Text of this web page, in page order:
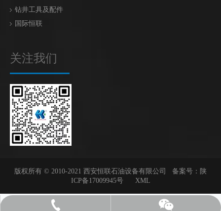
钻井工具及配件
国际恒联
关注我们
版权所有 © 2010-2021 西安恒联石油设备有限公司 备案号： 陕
ICP备17009945号
XML